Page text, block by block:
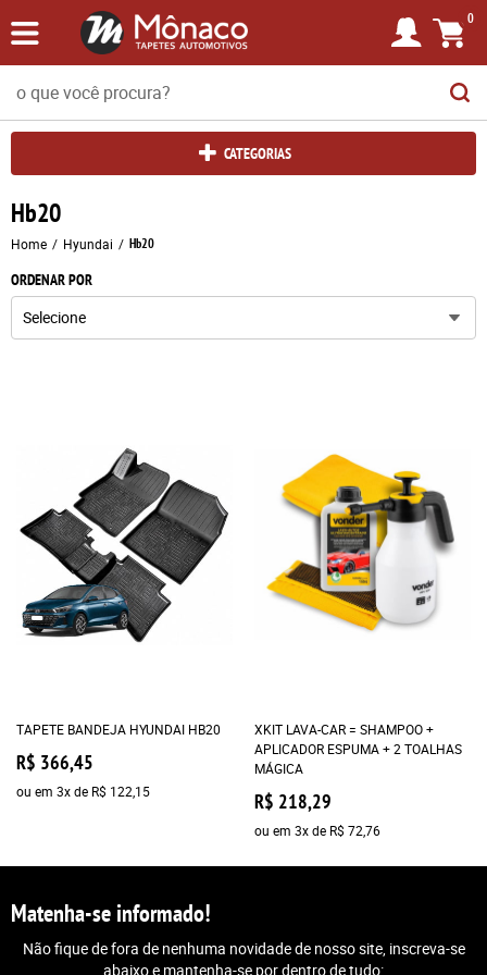
0
CATEGORIAS
Hb20
Home Hyundai Hb20
ORDENAR POR
Selecione
TAPETE BANDEJA HYUNDAI HB20
R$ 366,45
ou em 3xde R$ 122,15
XKIT LAVA-CAR = SHAMPOO +
APLICADOR ESPUMA + 2 TOALHAS
MÁGICA
R$ 218,29
ou em 3xde R$ 72,76
Matenha-se informado!
Não fique de fora de nenhuma novidade de nosso site, inscreva-se
abaixo e mantenha-se por dentro de tudo: